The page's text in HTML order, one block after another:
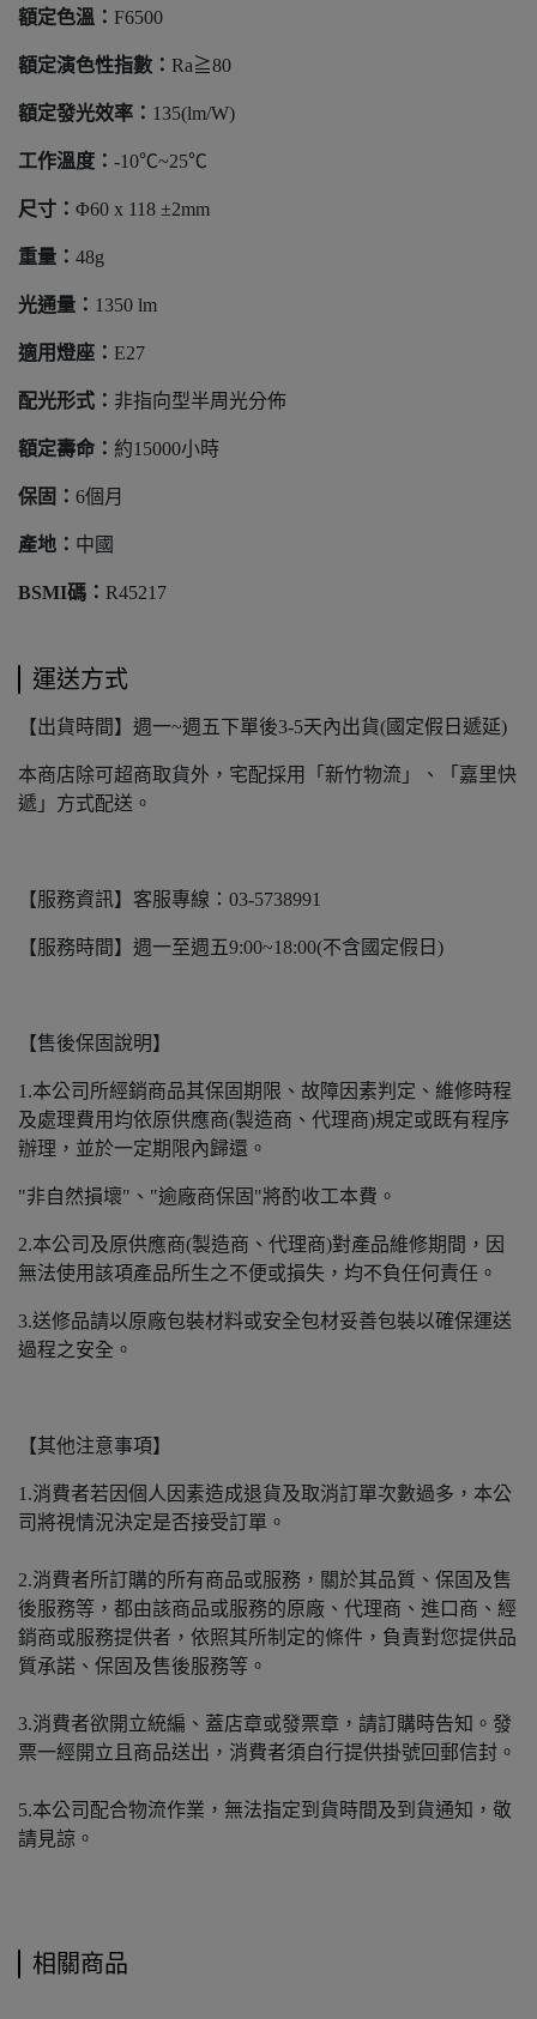
額定色溫： F6500
額定演色性指數： Ra≧80
額定發光效率： 135(lm/W)
工作溫度： -10℃~25℃
尺寸： Φ60 x 118 ±2mm
重量： 48g
光通量： 1350 lm
適用燈座： E27
配光形式： 非指向型半周光分佈
額定壽命： 約15000小時
保固： 6個月
產地： 中國
BSMI碼： R45217
運送方式
【出貨時間】週一~週五下單後3-5天內出貨(國定假日遞延)
本商店除可超商取貨外，宅配採用「新竹物流」、「嘉里快
遞」方式配送。
【服務資訊】客服專線：03-5738991
【服務時間】週一至週五9:00~18:00(不含國定假日)
【售後保固說明】
1.本公司所經銷商品其保固期限、故障因素判定、維修時程
及處理費用均依原供應商(製造商、代理商)規定或既有程序
辦理，並於一定期限內歸還。
"非自然損壞"、"逾廠商保固"將酌收工本費。
2.本公司及原供應商(製造商、代理商)對產品維修期間，因
無法使用該項產品所生之不便或損失，均不負任何責任。
3.送修品請以原廠包裝材料或安全包材妥善包裝以確保運送
過程之安全。
【其他注意事項】
1.消費者若因個人因素造成退貨及取消訂單次數過多，本公
司將視情況決定是否接受訂單。
2.消費者所訂購的所有商品或服務，關於其品質、保固及售
後服務等，都由該商品或服務的原廠、代理商、進口商、經
銷商或服務提供者，依照其所制定的條件，負責對您提供品
質承諾、保固及售後服務等。
3.消費者欲開立統編、蓋店章或發票章，請訂購時告知。發
票一經開立且商品送出，消費者須自行提供掛號回郵信封。
5.本公司配合物流作業，無法指定到貨時間及到貨通知，敬
請見諒。
相關商品